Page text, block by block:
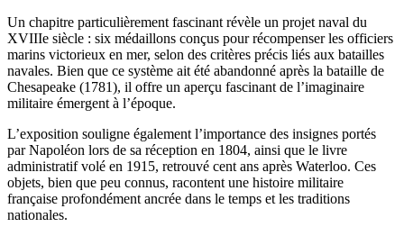
Un chapitre particulièrement fascinant révèle un projet naval du
XVIIIe siècle : six médaillons conçus pour récompenser les officiers
marins victorieux en mer, selon des critères précis liés aux batailles
navales. Bien que ce système ait été abandonné après la bataille de
Chesapeake (1781), il offre un aperçu fascinant de l’imaginaire
militaire émergent à l’époque.
L’exposition souligne également l’importance des insignes portés
par Napoléon lors de sa réception en 1804, ainsi que le livre
administratif volé en 1915, retrouvé cent ans après Waterloo. Ces
objets, bien que peu connus, racontent une histoire militaire
française profondément ancrée dans le temps et les traditions
nationales.